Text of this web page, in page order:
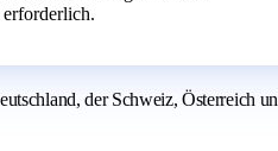
der Schweiz, Österreich